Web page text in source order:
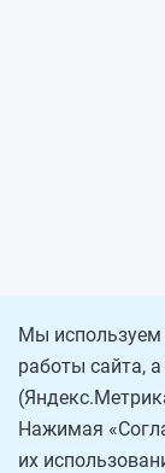
Мы
работы сайта,
Нажимая
их